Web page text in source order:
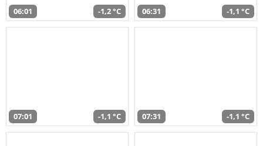
06:01 -1,2 °C 06:31 -1,1 °C
07:01 -1,1 °C 07:31 -1,1 °C